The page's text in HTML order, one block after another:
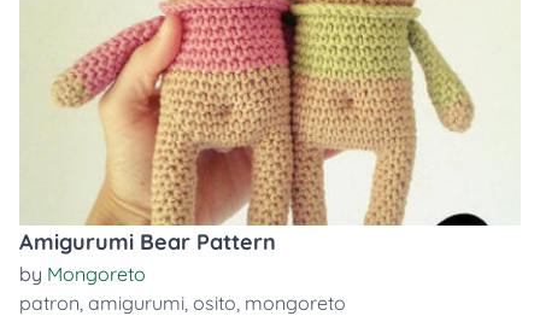
Amigurumi Bear Pattern
by Mongoreto
patron, amigurumi, osito, mongoreto